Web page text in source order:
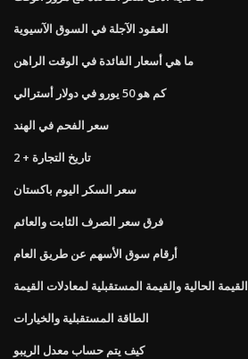
العقود الآجلة في السوق الآسيوية
ما هي أسعار الفائدة في الوقت الراهن
كم هو 50 يورو في دولار أسترالي
سعر الفحم في الهند
تاريخ التجارة + 2
سعر السكر اليوم باكستان
فرق سعر الصرف الثابت والعائم
أرقام سوق الأسهم عن طريق العام
القيمة الحالية والقيمة المستقبلية لمعادلات القيمة
الطاقة المستقبلية والخيارات
كيف يتم حساب معدل الريبو